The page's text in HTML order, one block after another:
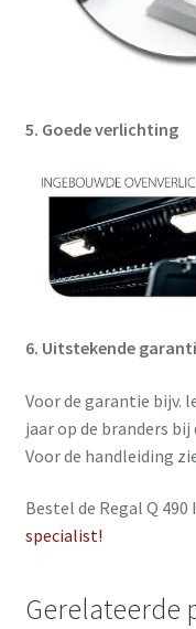
5. Goede verlichting
6. Uitstekende
Voor de garantie bijv.
jaar op de branders
Voor de handleiding
Bestel de Regal Q
specialist!
Gerelateerde